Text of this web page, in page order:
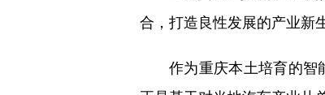
合，打造良性发展的产业新
作为重庆本土培育的智